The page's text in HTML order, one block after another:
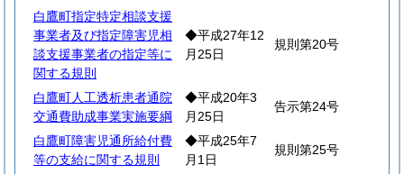
白鷹町指定特定相談支援
事業者及び指定障害児相
談支援事業者の指定等に
関する規則
◆平成27年12
月25日
規則第20号
白鷹町人工透析患者通院
交通費助成事業実施要綱
◆平成20年3
月25日
告示第24号
白鷹町障害児通所給付費
等の支給に関する規則
◆平成25年7
月1日
規則第25号